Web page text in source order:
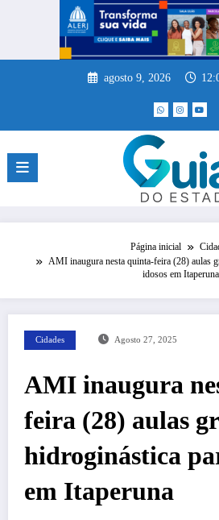
agosto 9, 2026
Página inicial
AMI inaugura nesta quinta-feira (28) aulas
idosos em Itaperuna
Cidades Agosto 27, 2025
AMI inaugura
feira (28) aulas
hidroginástica
em Itaperuna